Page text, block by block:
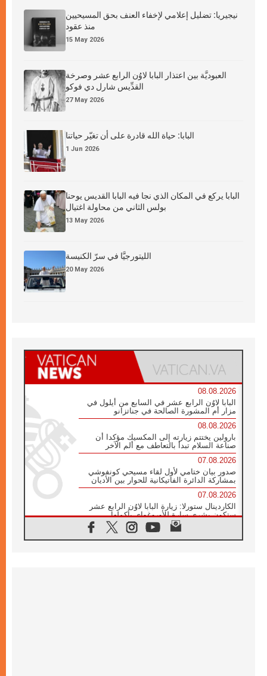
نيجيريا: تضليل إعلامي لإخفاء العنف بحق المسيحيين
منذ عقود
15 May 2026
العبوديَّة بين اعتذار البابا لاوُن الرابع عشر وصرخة
القدِّيس شارل دي فوكو
27 May 2026
البابا: حياة الله قادرة على أن تغيّر حياتنا
1 Jun 2026
البابا يركع في المكان الذي نجا فيه البابا القديس يوحنا
بولس الثاني من محاولة اغتيال
13 May 2026
الليتورجيَّا في سرّ الكنيسة
20 May 2026
08.08.2026
البابا لاوُن الرابع عشر في السابع من أيلول في
مزار أم المشورة الصالحة في جناتزانو
08.08.2026
بارولين يختتم زيارته إلى المكسيك مؤكدا أن
صناعة السلام تبدأ بالتعاطف مع ألم الآخر
07.08.2026
صدور بيان ختامي لأول لقاء مسيحي كونفوشي
بمشاركة الدائرة الفاتيكانية للحوار بين الأديان
07.08.2026
الكاردينال ستورلا: زيارة البابا لاوُن الرابع عشر
ستكون بشرى سارة للأوروغواي بأكملها
الفاتيكان يعلن برنامج الزيارة الرسولية للبابا لاوُن